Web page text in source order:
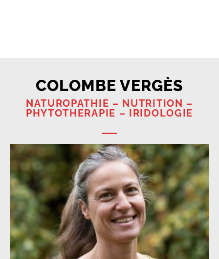
COLOMBE VERGÈS
NATUROPATHIE – NUTRITION –
PHYTOTHERAPIE – IRIDOLOGIE